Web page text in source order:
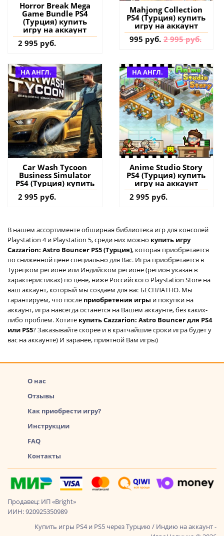
Horror Break Mega
Game Bundle PS4
(Турция) купить
игру на аккаунт
2 995 руб.
Mahjong Collection
PS4 (Турция) купить
игру на аккаунт
995 руб. 2 995 руб.
НА АНГЛ.
Car Wash Tycoon
Business Simulator
PS4 (Турция) купить
2 995 руб.
НА АНГЛ.
Anime Studio Story
PS4 (Турция) купить
игру на аккаунт
2 995 руб.
В нашем ассортименте обширная библиотека игр для консолей
Playstation 4 и Playstation 5, среди них можно купить игру
Cazzarion: Astro Bouncer PS5 (Турция), которая приобретается
по сниженной цене специально для Вас. Игра приобретается в
Турецком регионе или Индийском регионе (регион указан в
характеристиках) по цене, ниже Российского Playstation Store на
ваш аккаунт, который мы создаем для вас БЕСПЛАТНО. Мы
гарантируем, что после приобретения игры и покупки на
аккаунт, игра навсегда останется на Вашем аккаунте, без каких-
либо проблем. Хотите купить Cazzarion: Astro Bouncer для PS4
или PS5? Заказывайте скорее и в кратчайшие сроки игра будет у
вас на аккаунте) И заранее, приятной Вам игры)
О нас
Отзывы
Как приобрести игру?
Инструкции
FAQ
Контакты
Продавец: ИП «Bright»
ИИН: 920925350989
Купить игры PS4 и PS5 через Турцию / Индию на аккаунт -